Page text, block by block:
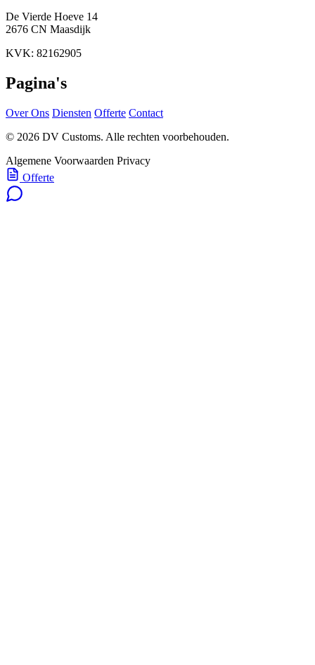
De Vierde Hoeve 14
2676 CN Maasdijk
KVK: 82162905
Pagina's
Over Ons Diensten Offerte Contact
© 2026 DV Customs. Alle rechten voorbehouden.
Algemene Voorwaarden Privacy
Offerte